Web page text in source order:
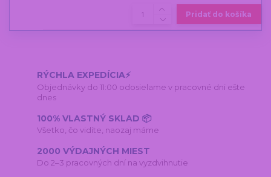
Pridať do košíka
RÝCHLA EXPEDÍCIA⚡
Objednávky do 11:00 odosielame v pracovné dni ešte
dnes
100% VLASTNÝ SKLAD 📦
Všetko, čo vidíte, naozaj máme
2000 VÝDAJNÝCH MIEST
Do 2–3 pracovných dní na vyzdvihnutie